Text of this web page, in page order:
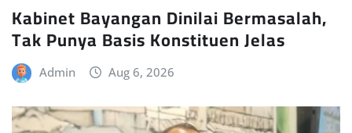
Kabinet Bayangan Dinilai Bermasalah,
Tak Punya Basis Konstituen Jelas
Admin Aug 6, 2026